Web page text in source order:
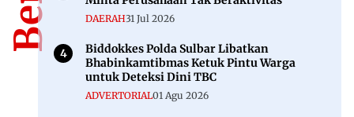
DAERAH31 Jul 2026
Biddokkes Polda Sulbar Libatkan
Bhabinkamtibmas Ketuk Pintu Warga
untuk Deteksi Dini TBC
ADVERTORIAL01 Agu 2026